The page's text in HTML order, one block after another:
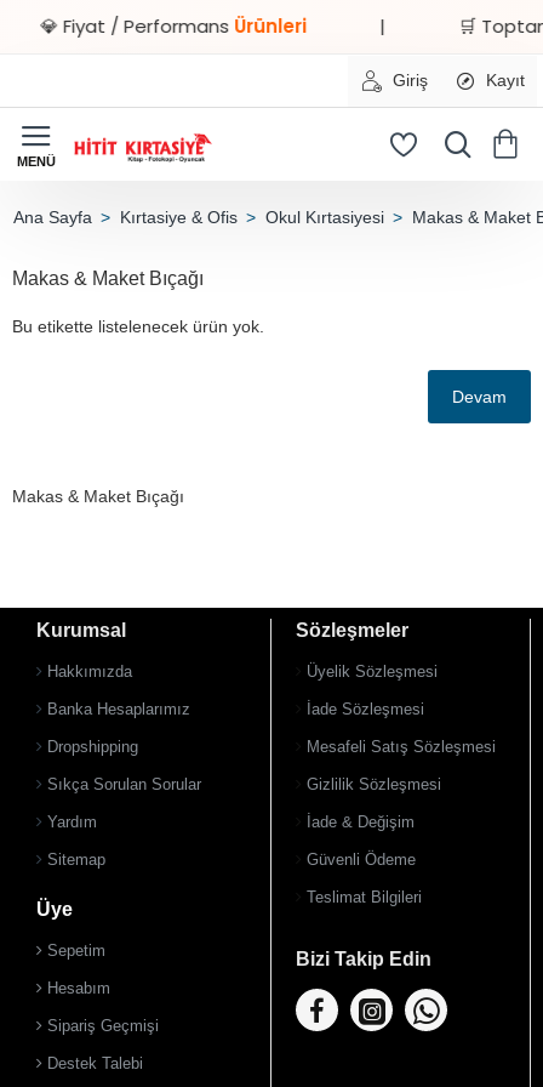
💎 Fiyat / PerformansÜrünleri 🛒
Giriş Kayıt
Kırtasiye & Ofis Okul Kırtasiyesi Makas & Maket
Makas & Maket Bıçağı
Makas & Maket Bıçağı
Bu etikette listelenecek ürün yok.
Devam
Kurumsal
Hakkımızda
Banka Hesaplarımız
Dropshipping
Sıkça Sorulan Sorular
Yardım
Sitemap
Üye
Sepetim
Hesabım
Sipariş Geçmişi
Destek Talebi
Sözleşmeler
Üyelik Sözleşmesi
İade Sözleşmesi
Mesafeli Satış Sözleşmesi
Gizlilik Sözleşmesi
İade & Değişim
Güvenli Ödeme
Teslimat Bilgileri
Bizi Takip Edin